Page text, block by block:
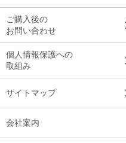
ご購入後の
お問い合わせ
個人情報保護への
取組み
サイトマップ
会社案内